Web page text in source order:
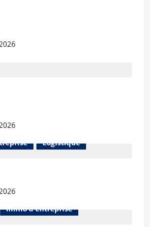
Logistique
Immo d'entreprise